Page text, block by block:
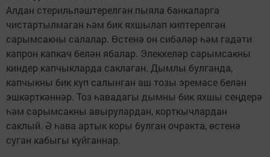
Алдан стерильләштерелгән пыяла банкаларга
чистартылмаган һәм бик яхшылап киптерелгән
сарымсакны салалар. Өстенә он сибәләр һәм гадәти
капрон капкач белән ябалар. Элеккеләр сарымсакны
киндер капчыкларда саклаган. Дымлы булганда,
капчыкны бик күп салынган аш тозы эремәсе белән
эшкәрткәннәр. Тоз һавадагы дымны бик яхшы сеңдерә
һәм сарымсакны авырулардан, корткычлардан
саклый. Ә һава артык коры булган очракта, өстенә
суган кабыгы куйганнар.